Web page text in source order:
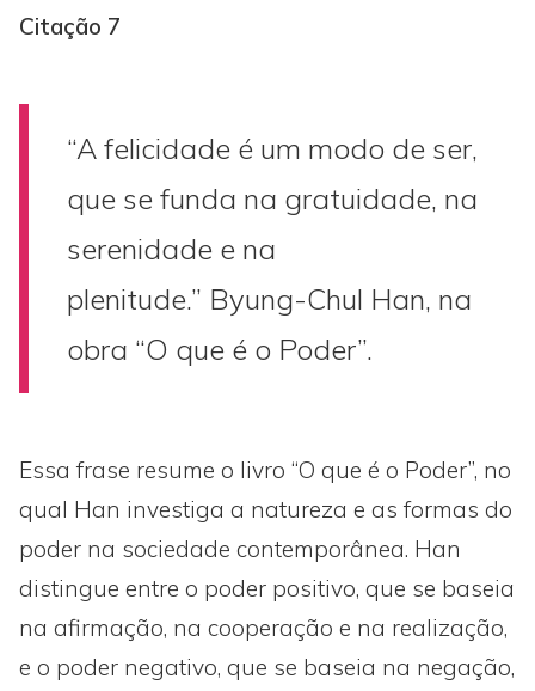
Citação 7
“A felicidade é um modo de ser,
que se funda na gratuidade, na
serenidade e na
plenitude.” Byung-Chul Han, na
obra “O que é o Poder”.
Essa frase resume o livro “O que é o Poder”, no
qual Han investiga a natureza e as formas do
poder na sociedade contemporânea. Han
distingue entre o poder positivo, que se baseia
na afirmação, na cooperação e na realização,
e o poder negativo, que se baseia na negação,